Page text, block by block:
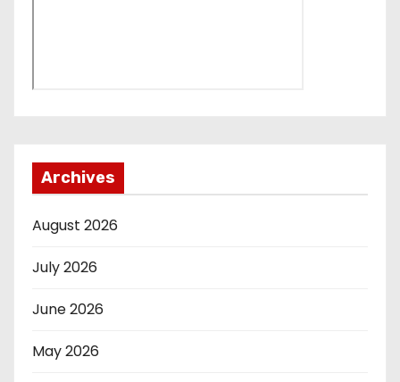
Archives
August 2026
July 2026
June 2026
May 2026